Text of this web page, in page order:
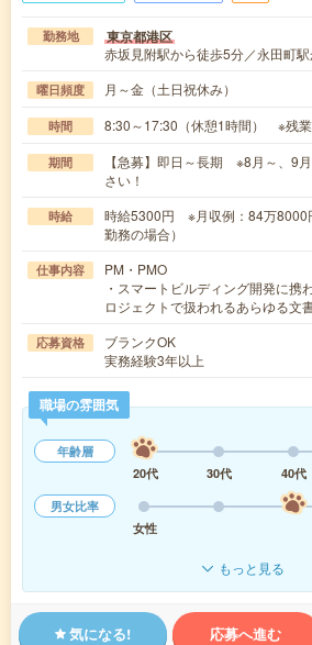
勤務地 東京都港区
赤坂見附駅から徒歩5分／永田町
曜日頻度 月～金（土日祝休み）
時間 8:30～17:30（休憩1時間） ※残業
期間
【急募】即日～長期 ※8月～、9
さい！
時給
時給5300円 ※月収例：84万8000
勤務の場合）
仕事内容
PM・PMO
・スマートビルディング開発に携
ロジェクトで扱われるあらゆる文
応募資格
ブランクOK
実務経験3年以上
職場の雰囲気
年齢層
20代
30代 40代
男女比率
女性
もっと見る
気になる! 応募へ進む